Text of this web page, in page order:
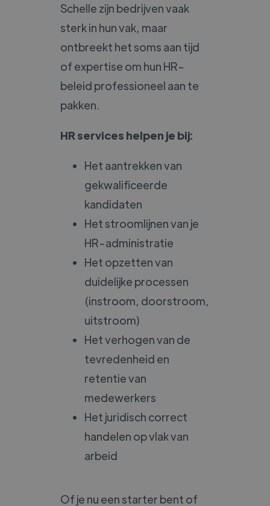
Schelle zijn bedrijven vaak
sterk in hun vak, maar
ontbreekt het soms aan tijd
of expertise om hun HR-
beleid professioneel aan te
pakken.
HR services helpen je bij:
Het aantrekken van
gekwalificeerde
kandidaten
Het stroomlijnen van je
HR-administratie
Het opzetten van
duidelijke processen
(instroom, doorstroom,
uitstroom)
Het verhogen van de
tevredenheid en
retentie van
medewerkers
Het juridisch correct
handelen op vlak van
arbeid
Of je nu een starter bent of